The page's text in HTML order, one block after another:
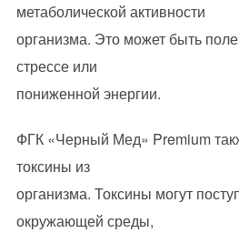
метаболической активности
организма. Это может быть
стрессе или
пониженной энергии.
ФГК «Черный Мед» Premium
токсины из
организма. Токсины могут
окружающей среды,